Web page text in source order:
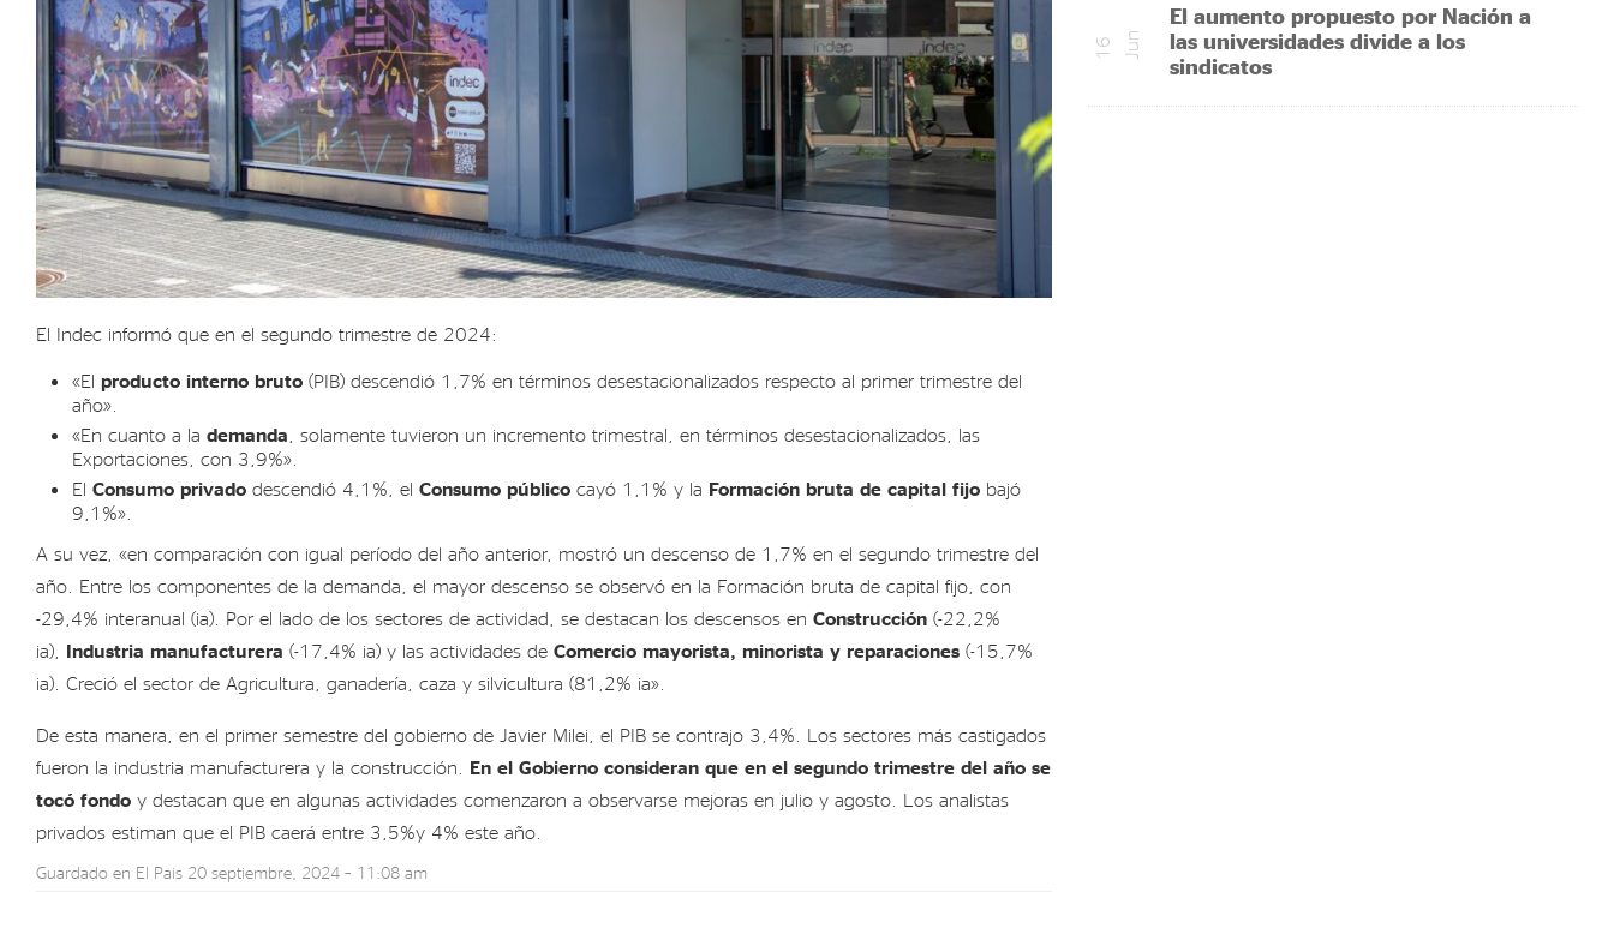
El Indec informó que en el segundo trimestre de 2024:
«El producto interno bruto (PIB) descendió 1,7% en términos desestacionalizados respecto al primer trimestre del
año».
«En cuanto a la demanda , solamente tuvieron un incremento trimestral, en términos desestacionalizados, las
Exportaciones, con 3,9%».
El Consumo privado descendió 4,1%, el Consumo público cayó 1,1% y la Formación bruta de capital fijo bajó
9,1%».
A su vez, «en comparación con igual período del año anterior, mostró un descenso de 1,7% en el segundo trimestre del
año. Entre los componentes de la demanda, el mayor descenso se observó en la Formación bruta de capital fijo, con
-29,4% interanual (ia). Por el lado de los sectores de actividad, se destacan los descensos en Construcción (-22,2%
ia), Industria manufacturera (-17,4% ia) y las actividades de Comercio mayorista, minorista y reparaciones (-15,7%
ia). Creció el sector de Agricultura, ganadería, caza y silvicultura (81,2% ia».
De esta manera, en el primer semestre del gobierno de Javier Milei, el PIB se contrajo 3,4%. Los sectores más castigados
fueron la industria manufacturera y la construcción. En el Gobierno consideran que en el segundo trimestre del año se
tocó fondo y destacan que en algunas actividades comenzaron a observarse mejoras en julio y agosto. Los analistas
privados estiman que el PIB caerá entre 3,5%y 4% este año.
Guardado en El Pais 20 septiembre, 2024 – 11:08 am
El aumento propuesto por Nación a
las universidades divide a los
sindicatos
1
6
J
u n